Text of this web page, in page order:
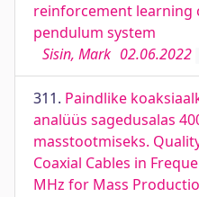
reinforcement
pendulum system
Sisin, Mark 02.06.2022
311. Paindlike
analüüs sagedusalas
masstootmiseks.
Coaxial Cables in
MHz for Mass